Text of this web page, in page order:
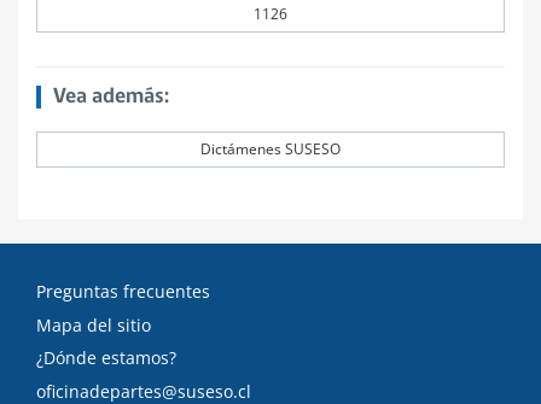
1126
Vea además:
Dictámenes SUSESO
Preguntas frecuentes
Mapa del sitio
¿Dónde estamos?
oficinadepartes@suseso.cl